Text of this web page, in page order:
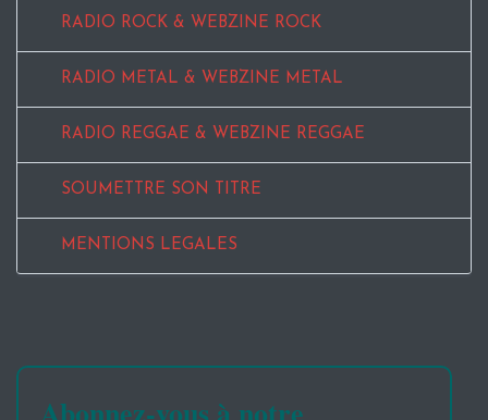
RADIO ROCK & WEBZINE ROCK
RADIO METAL & WEBZINE METAL
RADIO REGGAE & WEBZINE REGGAE
SOUMETTRE SON TITRE
MENTIONS LEGALES